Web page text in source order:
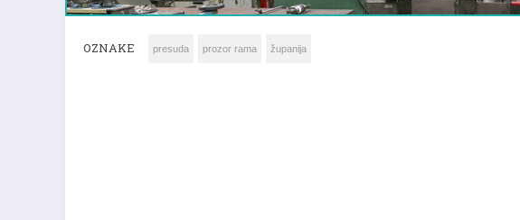
OZNAKE presuda prozor rama županija